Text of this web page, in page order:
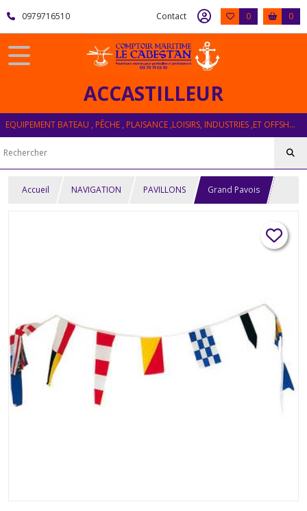
0979716510 Contact 0 0
ACCASTILLEUR
EQUIPEMENT BATEAU , PÊCHE , PLAISANCE ,LOISIRS, INDUSTRIES ,ET OFFSHORE
Accueil NAVIGATION PAVILLONS Grand Pavois